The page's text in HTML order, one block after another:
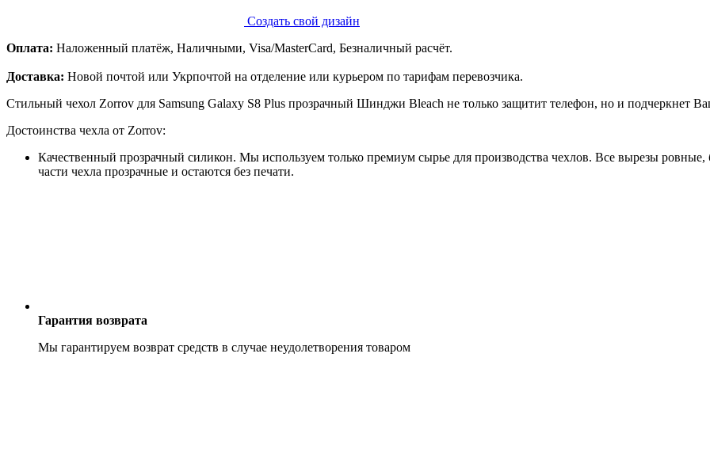
Создать свой дизайн
Оплата: Наложенный платёж, Наличными, Visa/MasterCard, Безналичный расчёт.
Доставка: Новой почтой или Укрпочтой на отделение или курьером по тарифам перевозчика.
Стильный чехол Zorrov для Samsung Galaxy S8 Plus прозрачный Шинджи Bleach не только защитит телефон, но и подчеркнет
Достоинства чехла от Zorrov:
Качественный прозрачный силикон. Мы используем только премиум сырье для производства чехлов. Все вырезы ровные,
части чехла прозрачные и остаются без печати.
Гарантия возврата
Мы гарантируем возврат средств в случае неудолетворения товаром